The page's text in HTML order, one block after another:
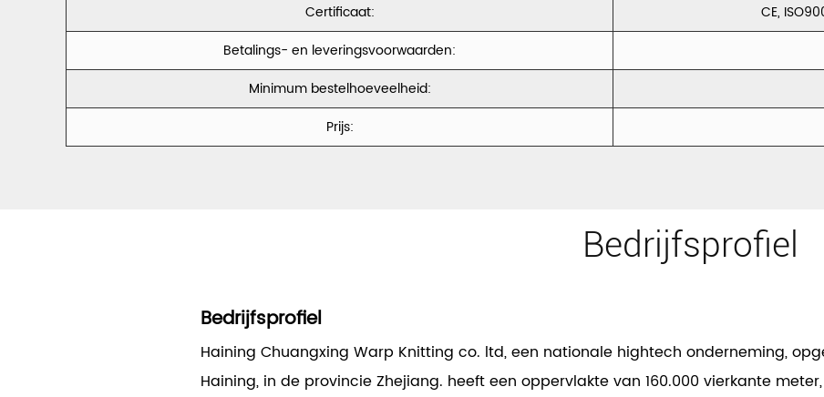
Certificaat:
CE,
Betalings- en leveringsvoorwaarden:
Minimum bestelhoeveelheid:
Prijs:
Bedrijfsprofiel
Bedrijfsprofiel
Haining Chuangxing Warp Knitting co. ltd, een nationale hightech onderneming,
Haining, in de provincie Zhejiang. heeft een oppervlakte van 160.000 vierkante